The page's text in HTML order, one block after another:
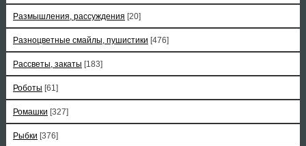
Размышления, рассуждения [20]
Разноцветные смайлы, пушистики [476]
Рассветы, закаты [183]
Роботы [61]
Ромашки [327]
Рыбки [376]